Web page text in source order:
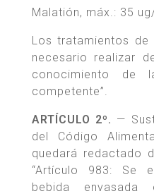
Malatión, máx.: 35 ug/
Los tratamientos de
necesario realizar
conocimiento de
competente”.
ARTÍCULO 2º. —
del Código
quedará redactado
“Artículo 983: Se
bebida envasada